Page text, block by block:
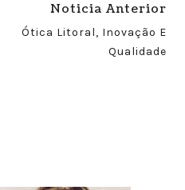
Noticia Anterior
Ótica Litoral, Inovação E
Qualidade